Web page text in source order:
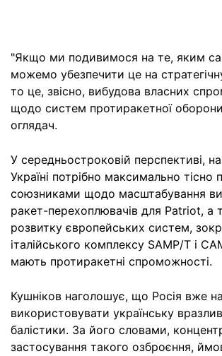
"Якщо ми подивимося на те, яким
можемо убезпечити це на
то це, звісно, вибудова власних
щодо систем протиракетної
оглядач.
У середньостроковій перспективі,
Україні потрібно максимально тісно
союзниками щодо масштабування
ракет-перехоплювачів для Patriot, а
розвитку європейських систем,
італійського комплексу SAMP/T і
мають протиракетні спроможності.
Кушніков наголошує, що Росія вже
використовувати українську
балістики. За його словами,
застосування такого озброєння,